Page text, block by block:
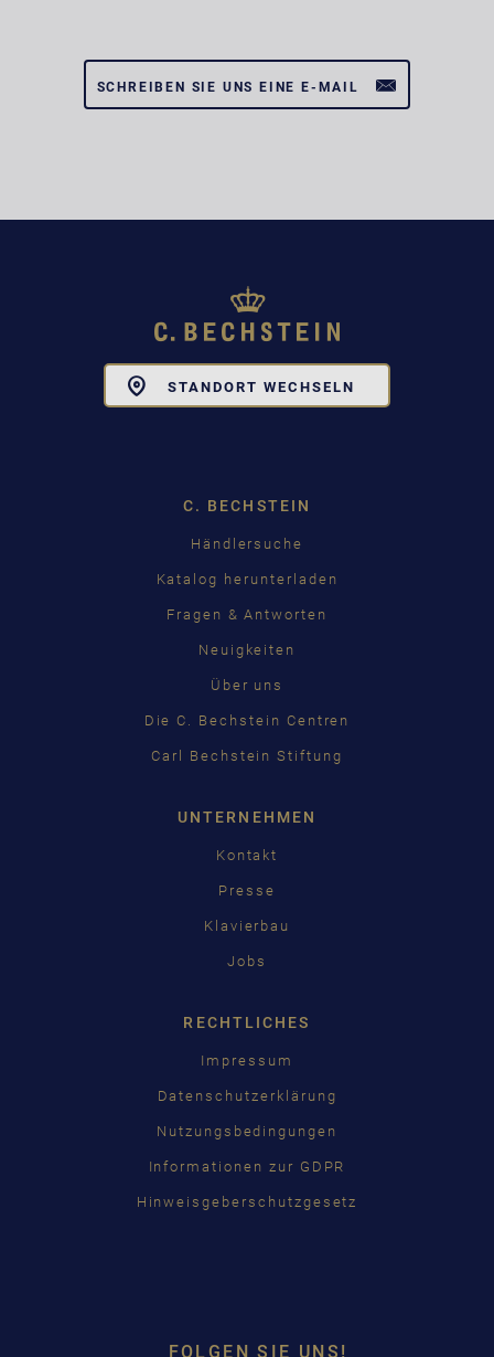
SCHREIBEN SIE UNS EINE E-MAIL
STANDORT WECHSELN
C. BECHSTEIN
Händlersuche
Katalog herunterladen
Fragen & Antworten
Neuigkeiten
Über uns
Die C. Bechstein Centren
Carl Bechstein Stiftung
UNTERNEHMEN
Kontakt
Presse
Klavierbau
Jobs
RECHTLICHES
Impressum
Datenschutzerklärung
Nutzungsbedingungen
Informationen zur GDPR
Hinweisgeberschutzgesetz
FOLGEN SIE UNS!